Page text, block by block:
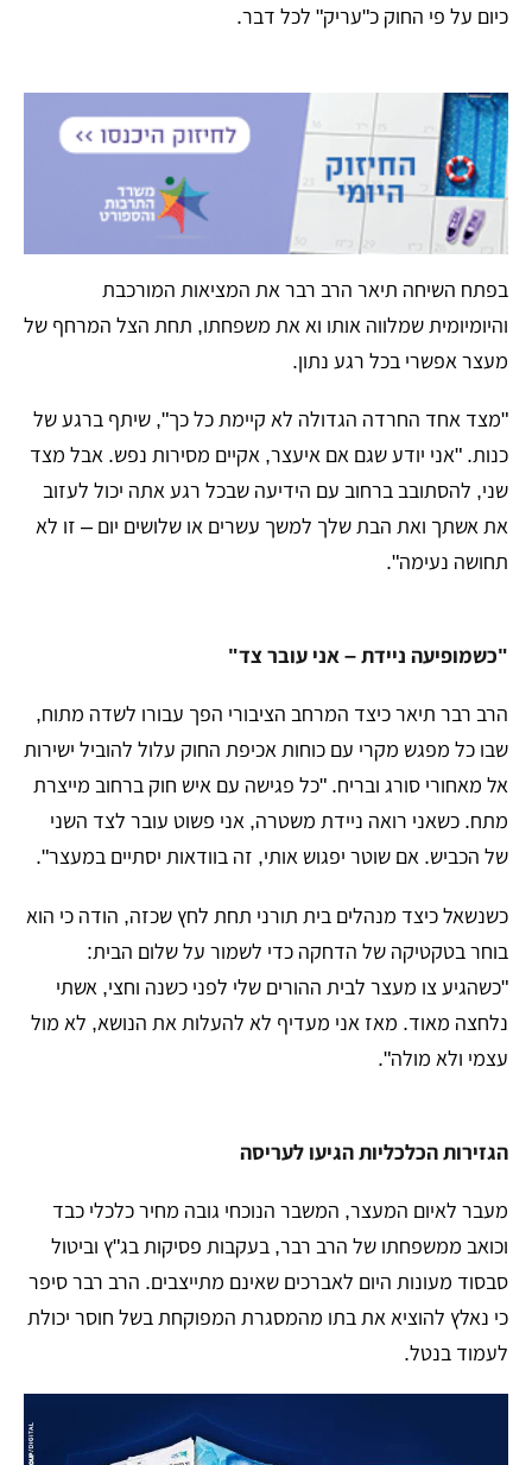
כיום על פי החוק כ"עריק" לכל דבר.
​בפתח השיחה תיאר הרב רבר את המציאות המורכבת
והיומיומית שמלווה אותו וא את משפחתו, תחת הצל המרחף של
מעצר אפשרי בכל רגע נתון.
​"מצד אחד החרדה הגדולה לא קיימת כל כך", שיתף ברגע של
כנות. "אני יודע שגם אם איעצר, אקיים מסירות נפש. אבל מצד
שני, להסתובב ברחוב עם הידיעה שבכל רגע אתה יכול לעזוב
את אשתך ואת הבת שלך למשך עשרים או שלושים יום – זו לא
תחושה נעימה".
​"כשמופיעה ניידת – אני עובר צד"
​הרב רבר תיאר כיצד המרחב הציבורי הפך עבורו לשדה מתוח,
שבו כל מפגש מקרי עם כוחות אכיפת החוק עלול להוביל ישירות
אל מאחורי סורג ובריח. "כל פגישה עם איש חוק ברחוב מייצרת
מתח. כשאני רואה ניידת משטרה, אני פשוט עובר לצד השני
של הכביש. אם שוטר יפגוש אותי, זה בוודאות יסתיים במעצר".
​כשנשאל כיצד מנהלים בית תורני תחת לחץ שכזה, הודה כי הוא
בוחר בטקטיקה של הדחקה כדי לשמור על שלום הבית:
"כשהגיע צו מעצר לבית ההורים שלי לפני כשנה וחצי, אשתי
נלחצה מאוד. מאז אני מעדיף לא להעלות את הנושא, לא מול
עצמי ולא מולה".
הגזירות הכלכליות הגיעו לעריסה
​מעבר לאיום המעצר, המשבר הנוכחי גובה מחיר כלכלי כבד
וכואב ממשפחתו של הרב רבר, בעקבות פסיקות בג"ץ וביטול
סבסוד מעונות היום לאברכים שאינם מתייצבים. הרב רבר סיפר
כי נאלץ להוציא את בתו מהמסגרת המפוקחת בשל חוסר יכולת
לעמוד בנטל.